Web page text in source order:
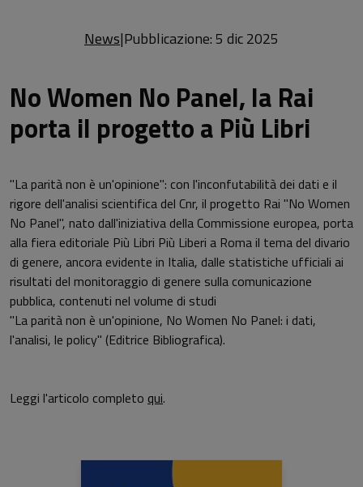
News|Pubblicazione: 5 dic 2025
No Women No Panel, la Rai
porta il progetto a Più Libri
"La parità non è un'opinione": con l'inconfutabilità dei dati e il
rigore dell'analisi scientifica del Cnr, il progetto Rai "No Women
No Panel", nato dall'iniziativa della Commissione europea, porta
alla fiera editoriale Più Libri Più Liberi a Roma il tema del divario
di genere, ancora evidente in Italia, dalle statistiche ufficiali ai
risultati del monitoraggio di genere sulla comunicazione
pubblica, contenuti nel volume di studi
"La parità non è un'opinione, No Women No Panel: i dati,
l'analisi, le policy" (Editrice Bibliografica).
Leggi l'articolo completo qui.